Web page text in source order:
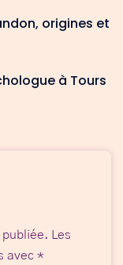
origines et
à Tours
Les
avec *